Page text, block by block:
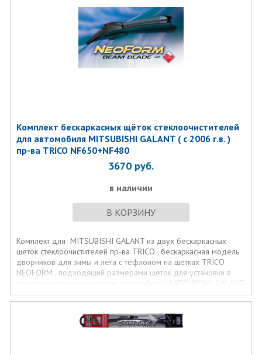
Комплект бескаркасных щёток стеклоочистителей
для автомобиля MITSUBISHI GALANT ( с 2006 г.в. )
пр-ва TRICO NF650+NF480
3670 руб.
в наличии
В КОРЗИНУ
Комплект для MITSUBISHI GALANT из двух бескаркасных
щёток стеклоочистителей пр-ва TRICO , бескаркасная модель
дворников для зимы и лета с тефлоном на щетках TRICO
NEOFORM , подходящий размерами щеток для установки в
передние стеклоочистители автомобилей MITSUBISHI GALANT
( с 2006 г.в. )